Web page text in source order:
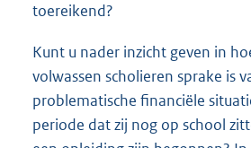
toereikend?
Kunt u nader inzicht geven in
volwassen scholieren sprake is
problematische financiële
periode dat zij nog op school